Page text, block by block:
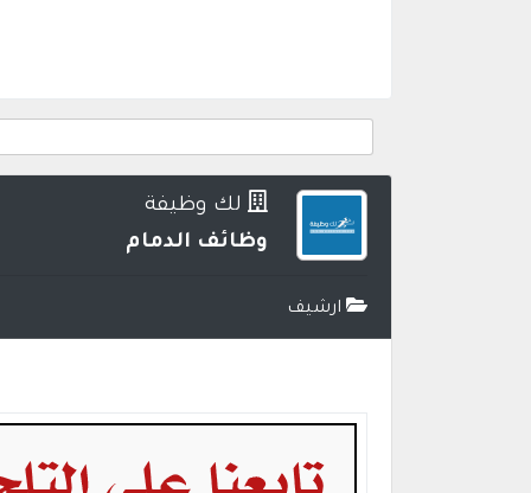
لك وظيفة
وظائف الدمام
ارشيف